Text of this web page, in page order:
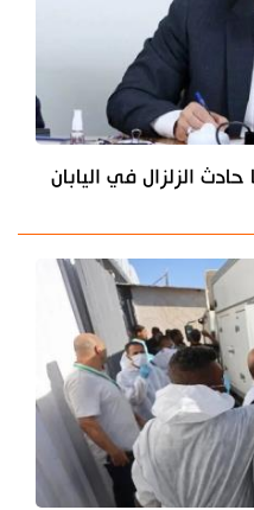
الزلزال في اليابان